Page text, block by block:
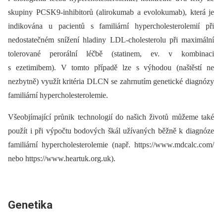
skupiny PCSK9-inhibitorů (alirokumab a evolokumab), která je
indikována u pacientů s familiární hypercholesterolemií při
nedostatečném snížení hladiny LDL-cholesterolu při maximální
tolerované perorální léčbě (statinem, ev. v kombinaci
s ezetimibem). V tomto případě lze s výhodou (naštěstí ne
nezbytně) využít kritéria DLCN se zahrnutím genetické diagnózy
familiární hypercholesterolemie.
Všeobjímající průnik technologií do našich životů můžeme také
použít i při výpočtu bodových škál užívaných běžně k diagnóze
familiární hypercholesterolemie (např. https://www.mdcalc.com/
nebo https://www.heartuk.org.uk).
Genetika